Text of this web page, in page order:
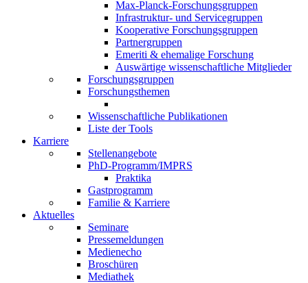
Max-Planck-Forschungsgruppen
Infrastruktur- und Servicegruppen
Kooperative Forschungsgruppen
Partnergruppen
Emeriti & ehemalige Forschung
Auswärtige wissenschaftliche Mitglieder
Forschungsgruppen
Forschungsthemen
Wissenschaftliche Publikationen
Liste der Tools
Karriere
Stellenangebote
PhD-Programm/IMPRS
Praktika
Gastprogramm
Familie & Karriere
Aktuelles
Seminare
Pressemeldungen
Medienecho
Broschüren
Mediathek